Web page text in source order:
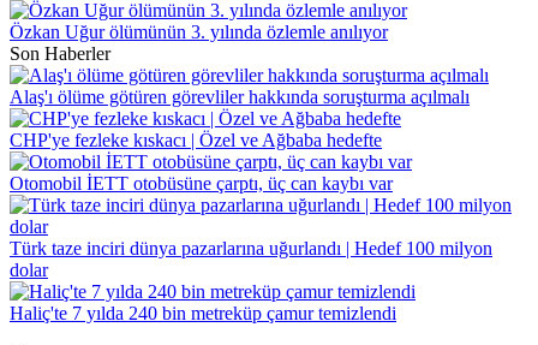
Özkan Uğur ölümünün 3. yılında özlemle anılıyor
Son Haberler
Alaş'ı ölüme götüren görevliler hakkında soruşturma açılmalı
CHP'ye fezleke kıskacı | Özel ve Ağbaba hedefte
Otomobil İETT otobüsüne çarptı, üç can kaybı var
Türk taze inciri dünya pazarlarına uğurlandı | Hedef 100 milyon
dolar
Haliç'te 7 yılda 240 bin metreküp çamur temizlendi